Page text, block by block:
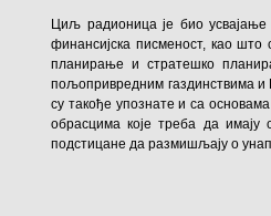
Циљ радионица је био
финансијска писменост, као што
планирање и стратешко
пољопривредним газдинствима
су такође упознате и са
обрасцима које треба да имају
подстицане да размишљају о